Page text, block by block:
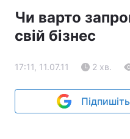
Чи варто
свій бізнес
17:11, 11.07.11 2 хв.